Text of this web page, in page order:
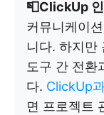
📮ClickUp
커뮤니케이
니다. 하지만
도구 간 전환
다. ClickUp
면 프로젝트